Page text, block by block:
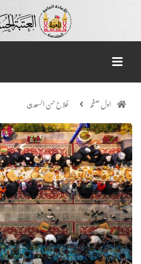
اول صفحہ فلاح حسن السعدي